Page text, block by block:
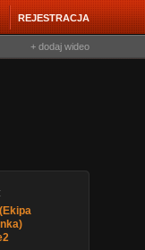
REJESTRACJA
+ dodaj wideo